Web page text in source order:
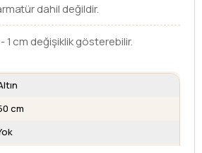
dahil değildir.
1 cm değişiklik gösterebilir.
cm